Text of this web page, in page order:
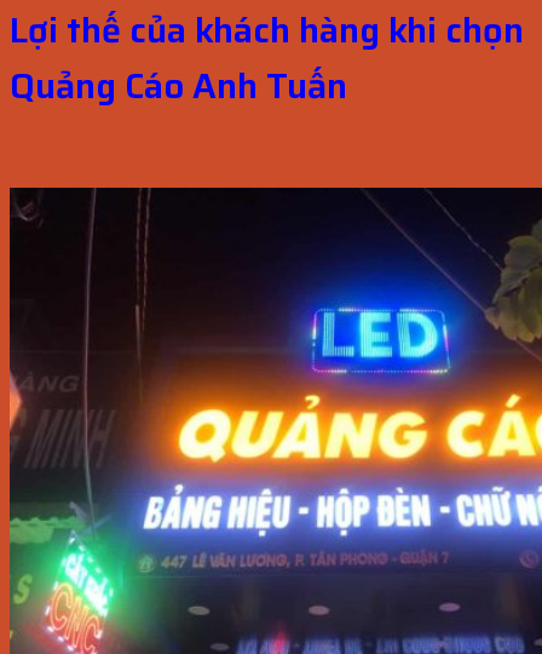
Lợi thế của khách hàng khi chọn
Quảng Cáo Anh Tuấn